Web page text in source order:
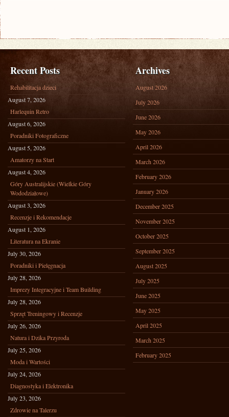
Recent Posts
Rehabilitacja dzieci
August 7, 2026
Harlequin Retro
August 6, 2026
Poradniki Fotograficzne
August 5, 2026
Amatorzy na Start
August 4, 2026
Góry Australijskie (Wielkie Góry
Wododziałowe)
August 3, 2026
Recenzje i Rekomendacje
August 1, 2026
Literatura na Ekranie
July 30, 2026
Poradniki i Pielęgnacja
July 28, 2026
Imprezy Integracyjne i Team Building
July 28, 2026
Sprzęt Treningowy i Recenzje
July 26, 2026
Natura i Dzika Przyroda
July 25, 2026
Moda i Wartości
July 24, 2026
Diagnostyka i Elektronika
July 23, 2026
Zdrowie na Talerzu
Archives
August 2026
July 2026
June 2026
May 2026
April 2026
March 2026
February 2026
January 2026
December 2025
November 2025
October 2025
September 2025
August 2025
July 2025
June 2025
May 2025
April 2025
March 2025
February 2025